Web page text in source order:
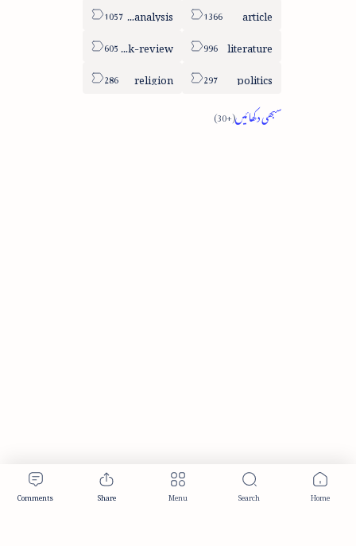
article
column-analysis
literature
book-review
politics
religion